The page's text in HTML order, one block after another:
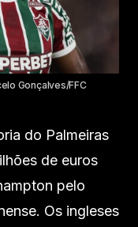
Gonçalves/FFC
do Palmeiras
de euros
pelo
Os ingleses